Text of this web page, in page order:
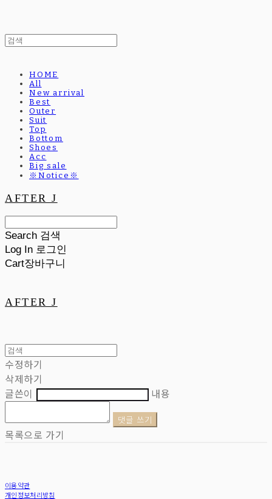
HOME
All
New arrival
Best
Outer
Suit
Top
Bottom
Shoes
Acc
Big sale
※Notice※
AFTER J
Search 검색
Log In 로그인
Cart장바구니
AFTER J
수정하기
삭제하기
글쓴이
내용
댓글 쓰기
목록으로 가기
이용약관
개인정보처리방침